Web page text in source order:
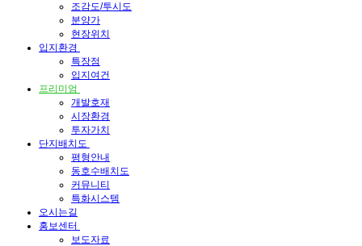
조감도/투시도
분양가
현장위치
입지환경
특장점
입지여건
프리미엄
개발호재
시장환경
투자가치
단지배치도
평형안내
동호수배치도
커뮤니티
특화시스템
오시는길
홍보센터
보도자료